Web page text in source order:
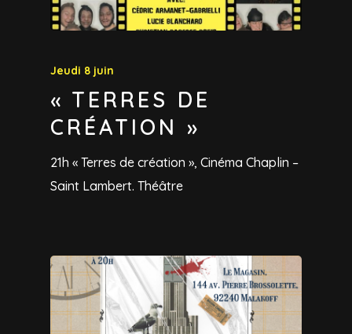
Jeudi 8 juin
« TERRES DE
CRÉATION »
21h « Terres de création », Cinéma Chaplin –
Saint Lambert. Théâtre